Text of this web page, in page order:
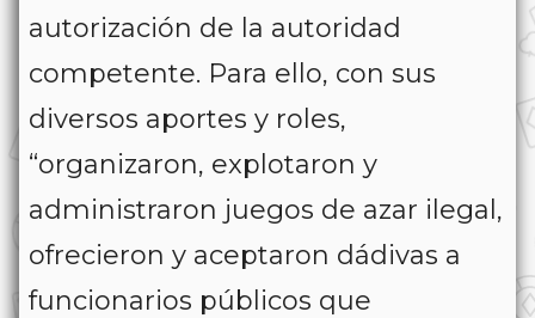
autorización de la autoridad
competente. Para ello, con sus
diversos aportes y roles,
“organizaron, explotaron y
administraron juegos de azar ilegal,
ofrecieron y aceptaron dádivas a
funcionarios públicos que